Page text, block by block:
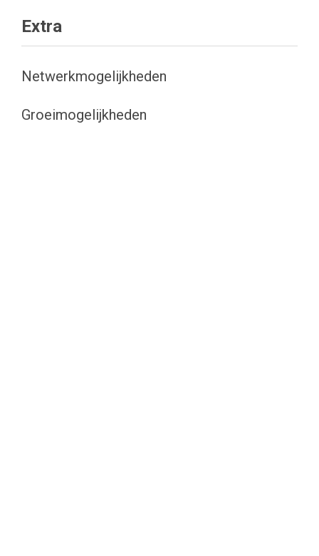
Extra
Netwerkmogelijkheden
Groeimogelijkheden